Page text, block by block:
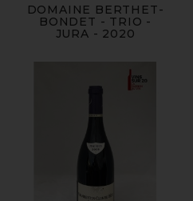
DOMAINE BERTHET-
BONDET - TRIO -
JURA - 2020